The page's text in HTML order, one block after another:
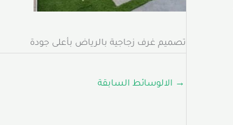
تصميم غرف زجاجية بالرياض بأعلى جودة
→ الالوسائط السابقة